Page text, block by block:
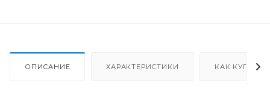
ОПИСАНИЕ ХАРАКТЕРИСТИКИ КАК КУПИТЬ